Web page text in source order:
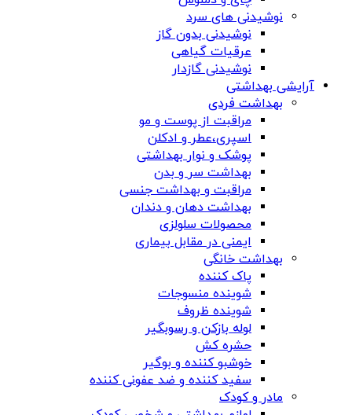
نوشیدنی های سرد
نوشیدنی بدون گاز
عرقیات گیاهی
نوشیدنی گازدار
آرایشی بهداشتی
بهداشت فردی
مراقبت از پوست و مو
اسپری،عطر و ادکلن
پوشک و نوار بهداشتی
بهداشت سر و بدن
مراقبت و بهداشت جنسی
بهداشت دهان و دندان
محصولات سلولزی
ایمنی در مقابل بیماری
بهداشت خانگی
پاک کننده
شوینده منسوجات
شوینده ظروف
لوله بازکن و رسوبگیر
حشره کش
خوشبو کننده و بوگیر
سفید کننده و ضد عفونی کننده
مادر و کودک